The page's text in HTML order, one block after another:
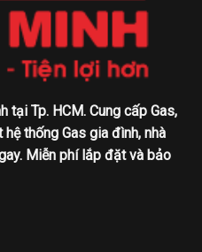
tại Tp. HCM. Cung cấp Gas,
thống Gas gia đình, nhà
Miễn phí lắp đặt và bảo